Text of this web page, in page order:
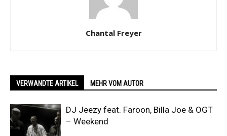
Chantal Freyer
VERWANDTE ARTIKEL MEHR VOM AUTOR
DJ Jeezy feat. Faroon, Billa Joe & OGT
– Weekend